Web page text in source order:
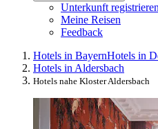
Unterkunft registrieren
Meine Reisen
Feedback
Hotels in BayernHotels in
Hotels in Aldersbach
Hotels nahe Kloster Aldersbach